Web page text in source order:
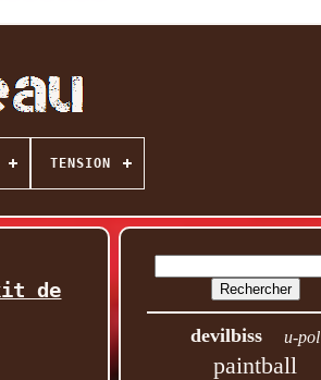
TENSION
de
devilbiss u-pol
paintball